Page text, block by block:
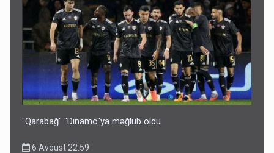
Bu ölkələrə şəxsiyyət vəsiqəsi ilə gedə biləcəksiniz -
SİYAHI
6 Avqust 10:53
"Qarabağ" "Dinamo"ya məğlub oldu
6 Avqust 22:59